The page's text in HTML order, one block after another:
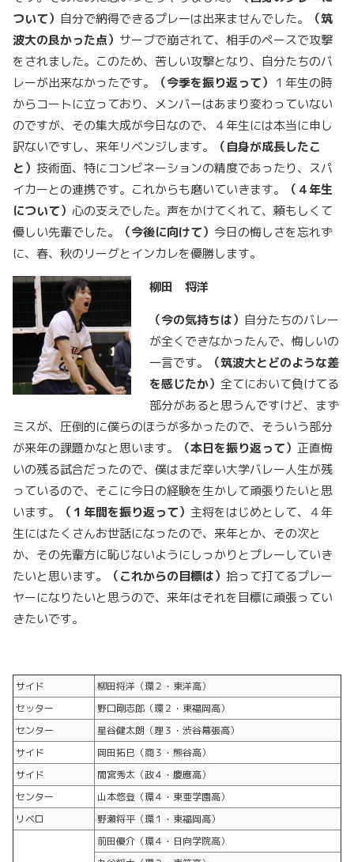
ついて） 自分で納得できるプレーは出来ませんでした。
（筑
波大の良かった点） サーブで崩されて、相手のペースで攻撃
をされました。このため、苦しい攻撃となり、自分たちのバ
レーが出来なかったです。
（今季を振り返って） １年生の時
からコートに立っており、メンバーはあまり変わっていない
のですが、その集大成が今日なので、４年生には本当に申し
訳ないですし、来年リベンジします。
（自身が成長したこ
と） 技術面、特にコンビネーションの精度であったり、スパ
イカーとの連携です。これからも磨いていきます。
（４年生
について） 心の支えでした。声をかけてくれて、頼もしくて
優しい先輩でした。
（今後に向けて） 今日の悔しさを忘れず
に、春、秋のリーグとインカレを優勝します。
柳田 将洋
（今の気持ちは） 自分たちのバレー
が全くできなかったんで、悔しいの
一言です。
（筑波大とどのような差
を感じたか） 全てにおいて負けてる
部分があると思うんですけど、まず
ミスが、圧倒的に僕らのほうが多かったので、そういう部分
が来年の課題かなと思います。
（本日を振り返って） 正直悔
いの残る試合だったので、僕はまだ幸い大学バレー人生が残
っているので、そこに今日の経験を生かして頑張りたいと思
います。
（１年間を振り返って） 主将をはじめとして、４年
生にはたくさんお世話になったので、来年とか、その次と
か、その先輩方に恥じないようにしっかりとプレーしていき
たいと思います。
（これからの目標は） 拾って打てるプレー
ヤーになりたいと思うので、来年はそれを目標に頑張ってい
きたいです。
サイド
柳田将洋（環２・東洋高）
セッター
野口剛志郎（環２・東福岡高）
センター
星谷健太朗（理３・渋谷幕張高）
サイド
岡田拓巳（商３・熊谷高）
サイド
間宮秀太（政４・慶應高）
センター
山本悠登（環４・東亜学園高）
リベロ
野瀬将平（環１・東福岡高）
前田優介（環４・日向学院高）